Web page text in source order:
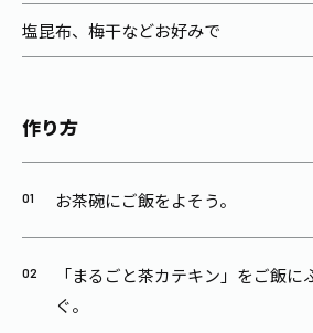
塩昆布、梅干などお好みで
作り方
お茶碗にご飯をよそう。
「まるごと茶カテキン」をご飯
ぐ。